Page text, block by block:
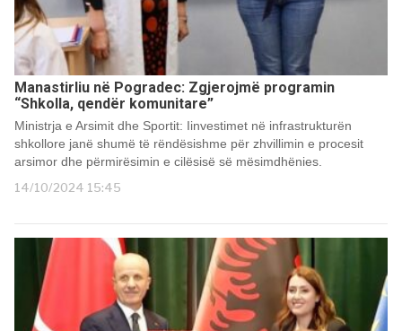
Manastirliu në Pogradec: Zgjerojmë programin
“Shkolla, qendër komunitare”
Ministrja e Arsimit dhe Sportit: Iinvestimet në infrastrukturën
shkollore janë shumë të rëndësishme për zhvillimin e procesit
arsimor dhe përmirësimin e cilësisë së mësimdhënies.
14/10/2024 15:45